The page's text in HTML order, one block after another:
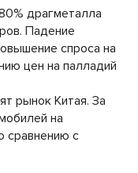
драгметалла
Падение
спроса на
цен на палладий
рынок Китая. За
на
сравнению с